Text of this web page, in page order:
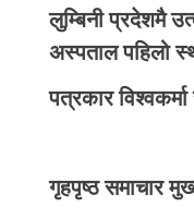
लुम्बिनी प्रदेशमै
अस्पताल पहिलो
पत्रकार
गृहपृष्ठ समाचार